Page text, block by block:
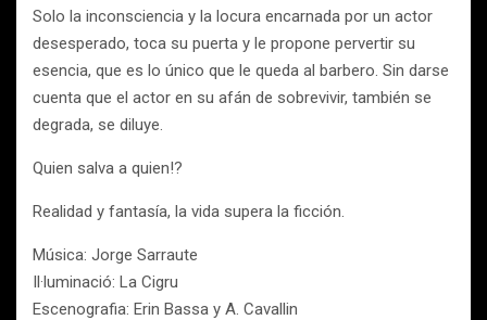
Solo la inconsciencia y la locura encarnada por un actor
desesperado, toca su puerta y le propone pervertir su
esencia, que es lo único que le queda al barbero. Sin darse
cuenta que el actor en su afán de sobrevivir, también se
degrada, se diluye.
Quien salva a quien!?
Realidad y fantasía, la vida supera la ficción.
Música: Jorge Sarraute
Il·luminació: La Cigru
Escenografia: Erin Bassa y A. Cavallin